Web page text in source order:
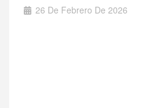
26 De Febrero De 2026